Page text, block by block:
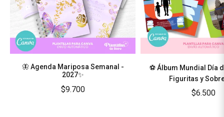
🦋 Agenda Mariposa Semanal -
2027✨
$9.700
⚽ Álbum Mundial Día
Figuritas y
$6.500